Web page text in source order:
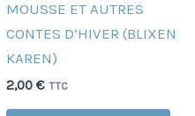
MOUSSE ET AUTRES
CONTES D’HIVER (BLIXEN
KAREN)
2,00 € TTC